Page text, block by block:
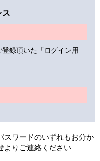
ス
録頂いた「ログイン用
スワードのいずれもお分か
よりご連絡ください